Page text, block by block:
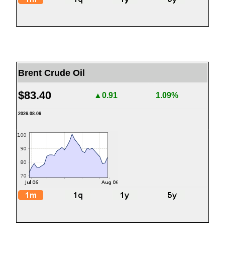
Brent Crude Oil
$83.40 ▲0.91 1.09%
2026.08.06